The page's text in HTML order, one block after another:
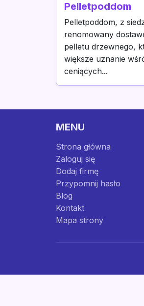
Pelletpoddom
Pelletpoddom, z
renomowany
pelletu drzewnego,
większe uznanie
ceniących...
MENU
Strona główna
Zaloguj się
Dodaj firmę
Przypomnij hasło
Blog
Kontakt
Mapa strony